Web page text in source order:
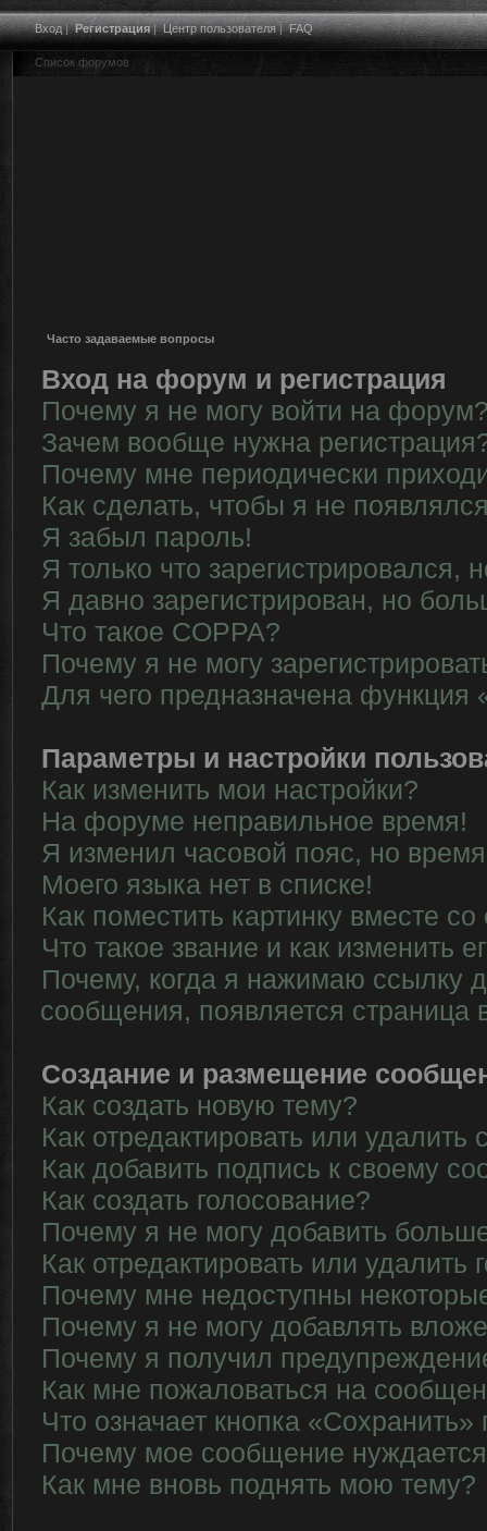
Вход|Регистрация|Центр пользователя|FAQ
Список форумов
Часто задаваемые вопросы
Вход на форум и регистрация
Почему я не могу войти на
Зачем вообще нужна
Почему мне периодически
Как сделать, чтобы я не
Я забыл пароль!
Я только что зарегистрировался,
Я давно зарегистрирован, но
Что такое COPPA?
Почему я не могу
Для чего предназначена функция
Параметры и настройки
Как изменить мои настройки?
На форуме неправильное время!
Я изменил часовой пояс, но
Моего языка нет в списке!
Как поместить картинку вместе
Что такое звание и как изменить
Почему, когда я нажимаю ссылку
сообщения, появляется страница
Создание и размещение
Как создать новую тему?
Как отредактировать или
Как добавить подпись к своему
Как создать голосование?
Почему я не могу добавить
Как отредактировать или удалить
Почему мне недоступны
Почему я не могу добавлять
Почему я получил
Как мне пожаловаться на
Что означает кнопка
Почему мое сообщение
Как мне вновь поднять мою тему?